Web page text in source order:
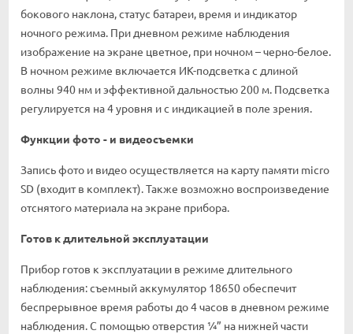
бокового наклона, статус батареи, время и индикатор
ночного режима. При дневном режиме наблюдения
изображение на экране цветное, при ночном – черно-белое.
В ночном режиме включается ИК-подсветка с длиной
волны 940 нм и эффективной дальностью 200 м. Подсветка
регулируется на 4 уровня и с индикацией в поле зрения.
Функции фото - и видеосъемки
Запись фото и видео осуществляется на карту памяти micro
SD (входит в комплект). Также возможно воспроизведение
отснятого материала на экране прибора.
Готов к длительной эксплуатации
Прибор готов к эксплуатации в режиме длительного
наблюдения: съемный аккумулятор 18650 обеспечит
беспрерывное время работы до 4 часов в дневном режиме
наблюдения. С помощью отверстия ¼” на нижней части